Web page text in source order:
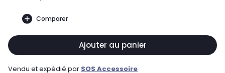
Comparer
Ajouter au panier
Vendu et expédié par SOS Accessoire